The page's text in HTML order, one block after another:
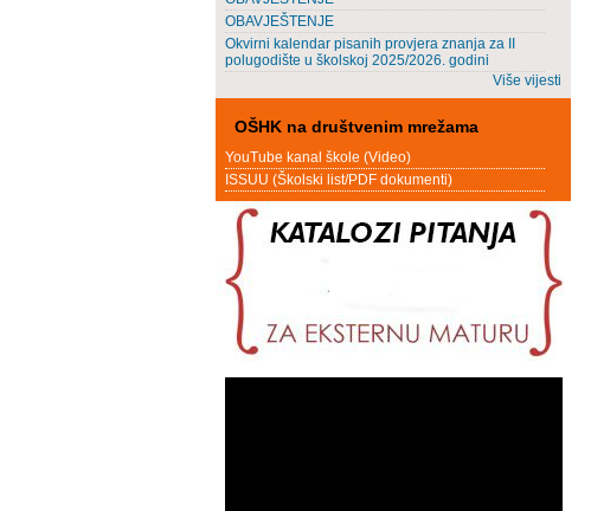
OBAVJEŠTENJE
Okvirni kalendar pisanih provjera znanja za II
polugodište u školskoj 2025/2026. godini
Više vijesti
OŠHK na društvenim mrežama
YouTube kanal škole (Video)
ISSUU (Školski list/PDF dokumenti)